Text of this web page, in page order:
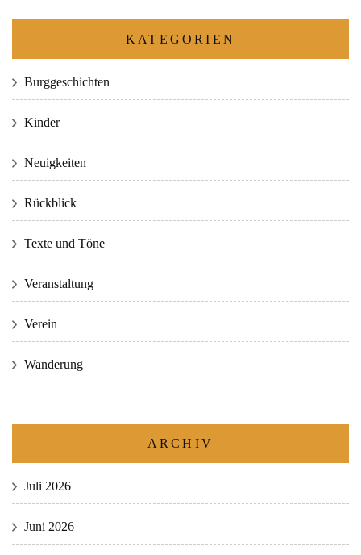
KATEGORIEN
Burggeschichten
Kinder
Neuigkeiten
Rückblick
Texte und Töne
Veranstaltung
Verein
Wanderung
ARCHIV
Juli 2026
Juni 2026